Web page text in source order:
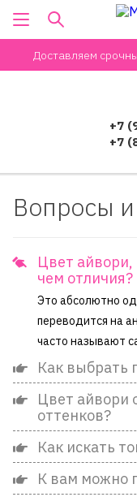
Доставляем
+7
+7
Вопросы
Цвет айвори,
чем отличия?
Это абсолютно
переводится на
часто называют
Как выбрать
Цвет айвори
оттенков?
Как искать
К вам можно